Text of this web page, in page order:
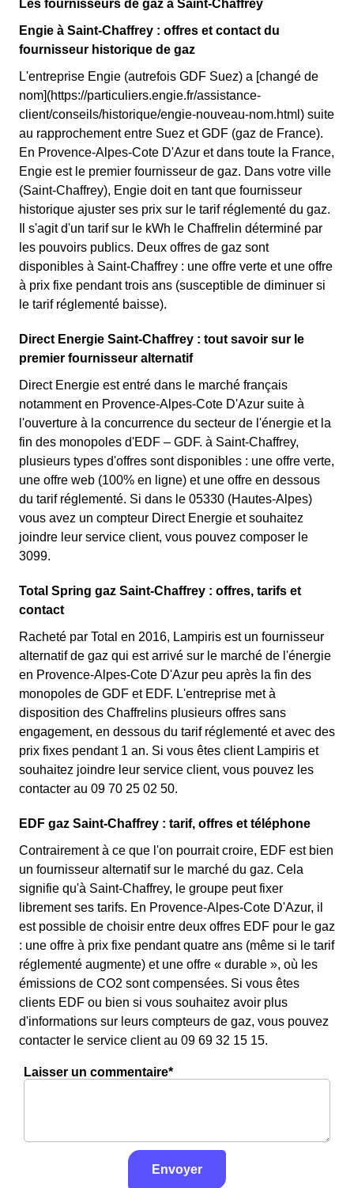
Les fournisseurs de gaz à Saint-Chaffrey
Engie à Saint-Chaffrey : offres et contact du
fournisseur historique de gaz
L'entreprise Engie (autrefois GDF Suez) a [changé de
nom](https://particuliers.engie.fr/assistance-
client/conseils/historique/engie-nouveau-nom.html) suite
au rapprochement entre Suez et GDF (gaz de France).
En Provence-Alpes-Cote D'Azur et dans toute la France,
Engie est le premier fournisseur de gaz. Dans votre ville
(Saint-Chaffrey), Engie doit en tant que fournisseur
historique ajuster ses prix sur le tarif réglementé du gaz.
Il s'agit d'un tarif sur le kWh le Chaffrelin déterminé par
les pouvoirs publics. Deux offres de gaz sont
disponibles à Saint-Chaffrey : une offre verte et une offre
à prix fixe pendant trois ans (susceptible de diminuer si
le tarif réglementé baisse).
Direct Energie Saint-Chaffrey : tout savoir sur le
premier fournisseur alternatif
Direct Energie est entré dans le marché français
notamment en Provence-Alpes-Cote D'Azur suite à
l'ouverture à la concurrence du secteur de l'énergie et la
fin des monopoles d'EDF – GDF. à Saint-Chaffrey,
plusieurs types d'offres sont disponibles : une offre verte,
une offre web (100% en ligne) et une offre en dessous
du tarif réglementé. Si dans le 05330 (Hautes-Alpes)
vous avez un compteur Direct Energie et souhaitez
joindre leur service client, vous pouvez composer le
3099.
Total Spring gaz Saint-Chaffrey : offres, tarifs et
contact
Racheté par Total en 2016, Lampiris est un fournisseur
alternatif de gaz qui est arrivé sur le marché de l'énergie
en Provence-Alpes-Cote D'Azur peu après la fin des
monopoles de GDF et EDF. L'entreprise met à
disposition des Chaffrelins plusieurs offres sans
engagement, en dessous du tarif réglementé et avec des
prix fixes pendant 1 an. Si vous êtes client Lampiris et
souhaitez joindre leur service client, vous pouvez les
contacter au 09 70 25 02 50.
EDF gaz Saint-Chaffrey : tarif, offres et téléphone
Contrairement à ce que l'on pourrait croire, EDF est bien
un fournisseur alternatif sur le marché du gaz. Cela
signifie qu'à Saint-Chaffrey, le groupe peut fixer
librement ses tarifs. En Provence-Alpes-Cote D'Azur, il
est possible de choisir entre deux offres EDF pour le gaz
: une offre à prix fixe pendant quatre ans (même si le tarif
réglementé augmente) et une offre « durable », où les
émissions de CO2 sont compensées. Si vous êtes
clients EDF ou bien si vous souhaitez avoir plus
d'informations sur leurs compteurs de gaz, vous pouvez
contacter le service client au 09 69 32 15 15.
Laisser un commentaire*
Envoyer